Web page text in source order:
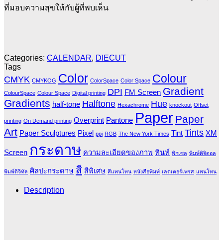
ที่มอบความสุขให้กับผู้ที่พบเห็น
Categories: CALENDAR, DIECUT
Tags
CMYK CMYKOG Color ColorSpace Color Space Colour
ColourSpace Colour Space Digital printing DPI FM Screen Gradient
Gradients half-tone Halftone Hexachrome Hue knockout Offset
printing On Demand printing Overprint Pantone Paper Paper
Art Paper Sculptures Pixel ppi RGB The New York Times Tint Tints XM
Screen กระดาษ ความละเอียดของภาพ ทินท์ พิกเซล พิมพ์ดิจิตอล
พิมพ์ดิจิทัล ศิลปะกระดาษ สี สีพิเศษ สีแพนโทน หนังสือพิมพ์ เลตเตอร์เพรส แพนโทน
Description